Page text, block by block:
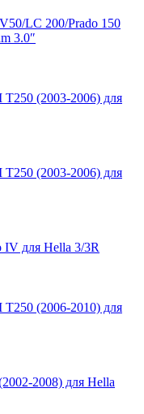
LC 200/Prado 150
3.0″
(2003-2006) для
(2003-2006) для
IV для Hella 3/3R
(2006-2010) для
2008) для Hella